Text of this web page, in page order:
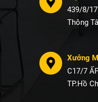
439/8/
Thông
Xưởng
C17/7
TP.Hồ